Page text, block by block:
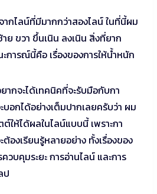
ากไลน์ที่มีมากกว่าสองไลน์ ในที่นี้ผม
ย ขวา ขึ้นเนิน ลงเนิน สิ่งที่ยาก
การณ์นี้คือ เรื่องของการให้น้ำหนัก
กจะได้เทคนิคที่จะรับมือกับกา
อกได้อย่างเต็มปากเลยครับว่า ผม
ให้ได้ผลในไลน์แบบนี้ เพราะกา
งเรียนรู้หลายอย่าง ทั้งเรื่องของ
วบคุมระยะ การอ่านไลน์ และการ
ป